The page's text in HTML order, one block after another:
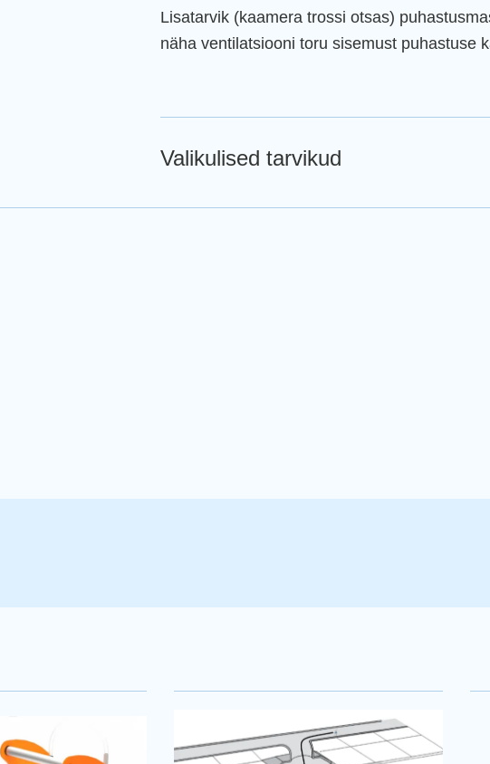
Lisatarvik (kaamera trossi otsas)
näha ventilatsiooni toru sisemust puhastuse
Valikulised tarvikud